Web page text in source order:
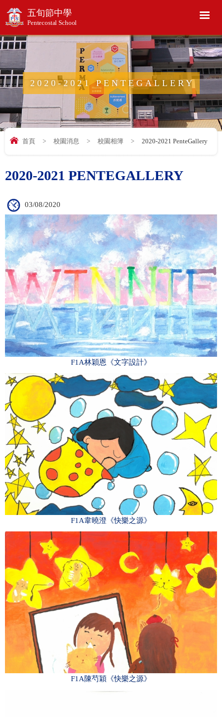
五旬節中學
Pentecostal School
2020-2021 PENTEGALLERY
首頁 > 校園消息 > 校園相簿 > 2020-2021 PenteGallery
2020-2021 PENTEGALLERY
03/08/2020
F1A林穎恩《文字設計》
F1A韋曉澄《快樂之源》
F1A陳芍穎《快樂之源》